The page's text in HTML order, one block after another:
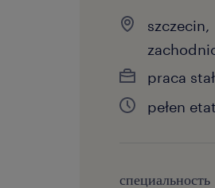
szczecin,
praca
pełen etat
специальность